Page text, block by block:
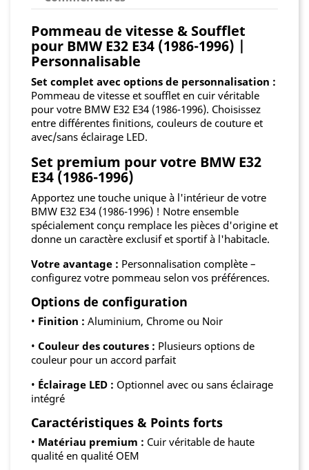
Pommeau de vitesse & Soufflet
pour BMW E32 E34 (1986-1996) |
Personnalisable
Set complet avec options de personnalisation :
Pommeau de vitesse et soufflet en cuir véritable
pour votre BMW E32 E34 (1986-1996). Choisissez
entre différentes finitions, couleurs de couture et
avec/sans éclairage LED.
Set premium pour votre BMW E32
E34 (1986-1996)
Apportez une touche unique à l'intérieur de votre
BMW E32 E34 (1986-1996) ! Notre ensemble
spécialement conçu remplace les pièces d'origine et
donne un caractère exclusif et sportif à l'habitacle.
Votre avantage : Personnalisation complète –
configurez votre pommeau selon vos préférences.
Options de configuration
• Finition : Aluminium, Chrome ou Noir
• Couleur des coutures : Plusieurs options de
couleur pour un accord parfait
• Éclairage LED : Optionnel avec ou sans éclairage
intégré
Caractéristiques & Points forts
• Matériau premium : Cuir véritable de haute
qualité en qualité OEM